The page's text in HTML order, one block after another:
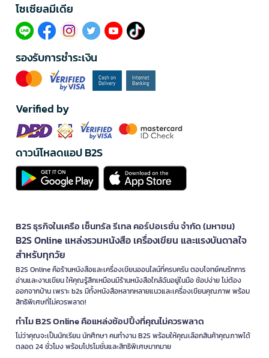
โซเซียลมีเดีย​
รองรับการชำระเงิน
Verified by
ดาวน์โหลดแอป B2S
B2S ธุรกิจในเครือ เซ็นทรัล รีเทล คอร์ปอเรชั่น จำกัด (มหาชน)
B2S Online แหล่งรวมหนังสือ เครื่องเขียน และแรงบันดาลใจ
สำหรับทุกวัย
B2S Online คือร้านหนังสือและเครื่องเขียนออนไลน์ที่ครบครัน ตอบโจทย์คนรักการ
อ่านและงานเขียน ให้คุณรู้สึกเหมือนมีร้านหนังสือใกล้ฉันอยู่ในมือ ช้อปง่าย ไม่ต้อง
ออกจากบ้าน เพราะ b2s มีทั้งหนังสือหลากหลายแนวและเครื่องเขียนคุณภาพ พร้อม
สิทธิพิเศษที่ไม่ควรพลาด!
ทำไม B2S Online คือแหล่งช้อปปิ้งที่คุณไม่ควรพลาด
ไม่ว่าคุณจะเป็นนักเรียน นักศึกษา คนทำงาน B2S พร้อมให้คุณเลือกสินค้าคุณภาพได้
ตลอด 24 ชั่วโมง พร้อมโปรโมชั่นและสิทธิพิเศษมากมาย